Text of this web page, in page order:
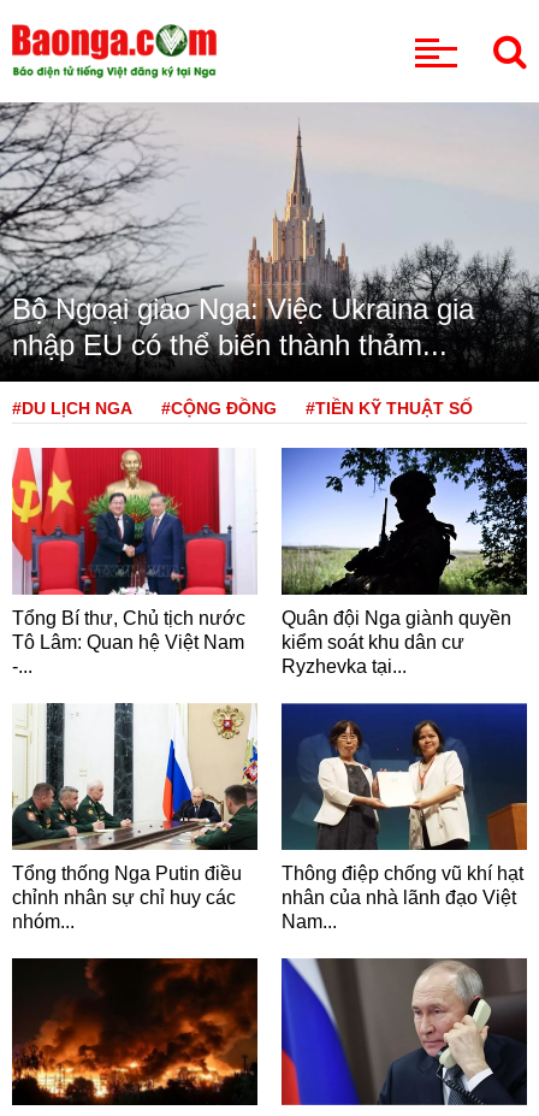
Bộ Ngoại giao Nga: Việc Ukraina gia
nhập EU có thể biến thành thảm...
#DU LỊCH NGA #CỘNG ĐỒNG #TIỀN KỸ THUẬT SỐ
Tổng Bí thư, Chủ tịch nước
Tô Lâm: Quan hệ Việt Nam
-...
Quân đội Nga giành quyền
kiểm soát khu dân cư
Ryzhevka tại...
Tổng thống Nga Putin điều
chỉnh nhân sự chỉ huy các
nhóm...
Thông điệp chống vũ khí hạt
nhân của nhà lãnh đạo Việt
Nam...